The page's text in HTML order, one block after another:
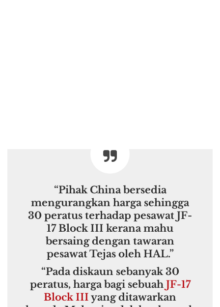
“Pihak China bersedia
mengurangkan harga sehingga
30 peratus terhadap pesawat JF-
17 Block III kerana mahu
bersaing dengan tawaran
pesawat Tejas oleh HAL.”
“Pada diskaun sebanyak 30
peratus, harga bagi sebuah JF-17
Block III yang ditawarkan